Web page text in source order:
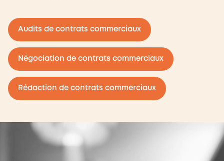
Audits de contrats commerciaux
Négociation de contrats commerciaux
Rédaction de contrats commerciaux